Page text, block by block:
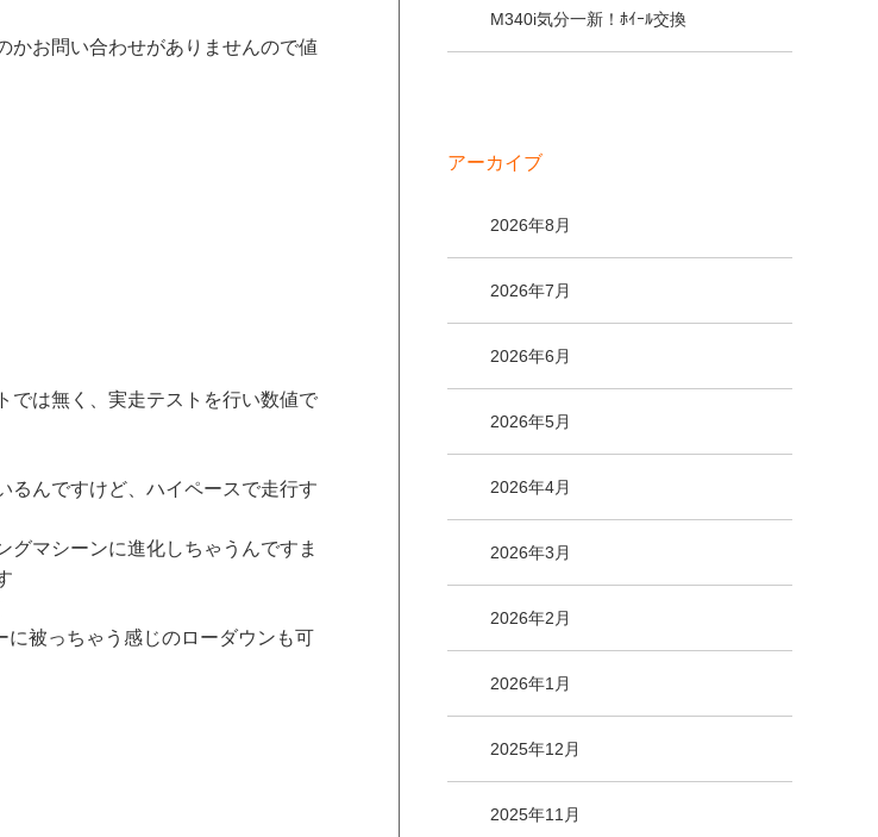
かお問い合わせがありませんので値
では無く、実走テストを行い数値で
るんですけど、ハイペースで走行す
グマシーンに進化しちゃうんですま
被っちゃう感じのローダウンも可
M340i気分一新！ﾎｲｰﾙ交換
アーカイブ
2026年8月
2026年7月
2026年6月
2026年5月
2026年4月
2026年3月
2026年2月
2026年1月
2025年12月
2025年11月